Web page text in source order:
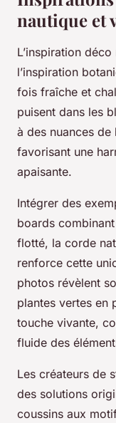
nautique et
L’inspiration
l’inspiration
fois fraîche et
puisent dans les
à des nuances
favorisant une
apaisante.
Intégrer des
boards
flotté, la corde
renforce cette
photos révèlent
plantes vertes en
touche vivante,
fluide des
Les créateurs de
des solutions
coussins aux